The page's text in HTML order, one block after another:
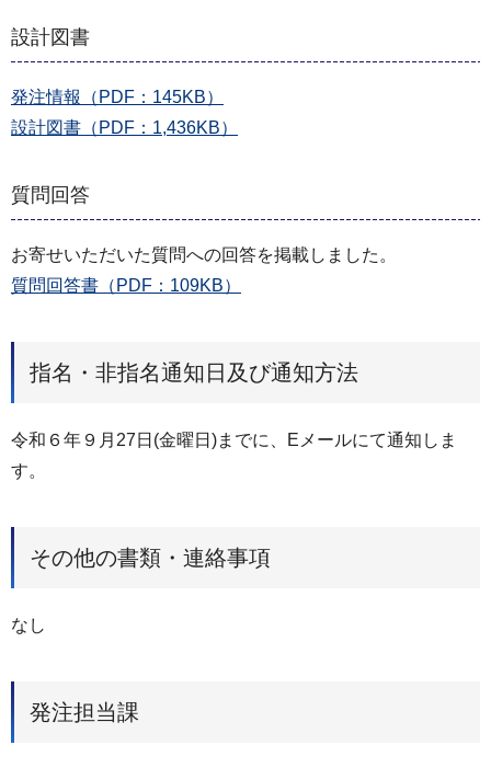
設計図書
発注情報（PDF：145KB）
設計図書（PDF：1,436KB）
質問回答
お寄せいただいた質問への回答を掲載しました。
質問回答書（PDF：109KB）
指名・非指名通知日及び通知方法
令和６年９月27日(金曜日)までに、Eメールにて通知しま
す。
その他の書類・連絡事項
なし
発注担当課